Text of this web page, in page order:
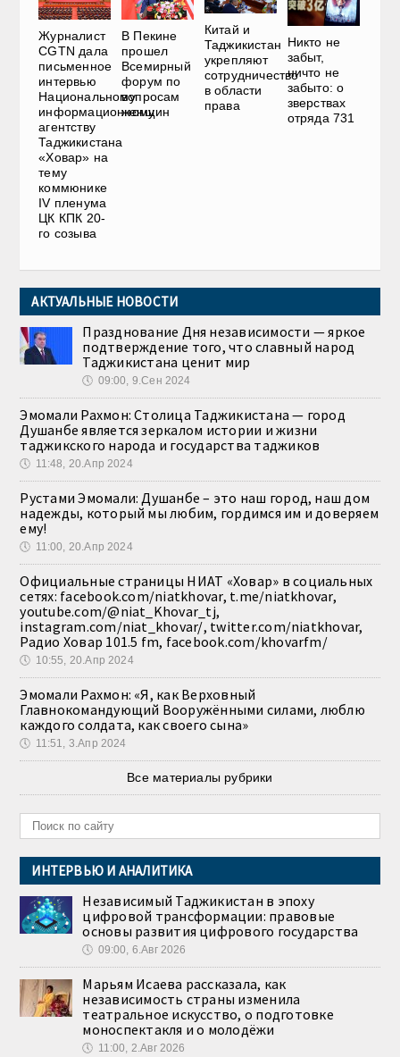
Журналист
CGTN дала
письменное
интервью
Национальному
информационному
агентству
Таджикистана
«Ховар» на
тему
коммюнике
IV пленума
ЦК КПК 20-
го созыва​
В Пекине
прошел
Всемирный
форум по
вопросам
женщин
Китай и
Таджикистан
укрепляют
сотрудничество
в области
права
Никто не
забыт,
ничто не
забыто: о
зверствах
отряда 731
АКТУАЛЬНЫЕ НОВОСТИ
Празднование Дня независимости — яркое
подтверждение того, что славный народ
Таджикистана ценит мир
🕔 09:00, 9.Сен 2024
Эмомали Рахмон: Столица Таджикистана — город
Душанбе является зеркалом истории и жизни
таджикского народа и государства таджиков
🕔 11:48, 20.Апр 2024
Рустами Эмомали: Душанбе – это наш город, наш дом
надежды, который мы любим, гордимся им и доверяем
ему!
🕔 11:00, 20.Апр 2024
Официальные страницы НИАТ «Ховар» в социальных
сетях: facebook.com/niatkhovar, t.me/niatkhovar,
youtube.com/@niat_Khovar_tj,
instagram.com/niat_khovar/, twitter.com/niatkhovar,
Радио Ховар 101.5 fm, facebook.com/khovarfm/
🕔 10:55, 20.Апр 2024
Эмомали Рахмон: «Я, как Верховный
Главнокомандующий Вооружёнными силами, люблю
каждого солдата, как своего сына»
🕔 11:51, 3.Апр 2024
Все материалы рубрики
ИНТЕРВЬЮ И АНАЛИТИКА
Независимый Таджикистан в эпоху
цифровой трансформации: правовые
основы развития цифрового государства
🕔 09:00, 6.Авг 2026
Марьям Исаева рассказала, как
независимость страны изменила
театральное искусство, о подготовке
моноспектакля и о молодёжи
🕔 11:00, 2.Авг 2026